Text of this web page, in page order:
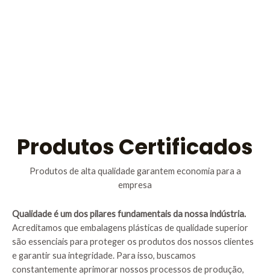
Produtos Certificados
Produtos de alta qualidade garantem economia para a
empresa
Qualidade é um dos pilares fundamentais da nossa indústria.
Acreditamos que embalagens plásticas de qualidade superior
são essenciais para proteger os produtos dos nossos clientes
e garantir sua integridade. Para isso, buscamos
constantemente aprimorar nossos processos de produção,